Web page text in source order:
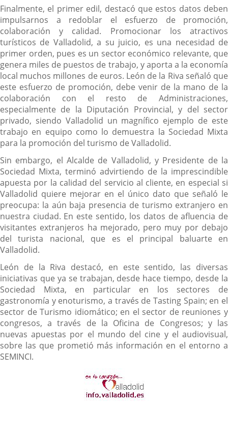
Finalmente, el primer edil, destacó que estos datos deben
impulsarnos a redoblar el esfuerzo de promoción,
colaboración y calidad. Promocionar los atractivos
turísticos de Valladolid, a su juicio, es una necesidad de
primer orden, pues es un sector económico relevante, que
genera miles de puestos de trabajo, y aporta a la economía
local muchos millones de euros. León de la Riva señaló que
este esfuerzo de promoción, debe venir de la mano de la
colaboración con el resto de Administraciones,
especialmente de la Diputación Provincial, y del sector
privado, siendo Valladolid un magnífico ejemplo de este
trabajo en equipo como lo demuestra la Sociedad Mixta
para la promoción del turismo de Valladolid.
Sin embargo, el Alcalde de Valladolid, y Presidente de la
Sociedad Mixta, terminó advirtiendo de la imprescindible
apuesta por la calidad del servicio al cliente, en especial si
Valladolid quiere mejorar en el único dato que señaló le
preocupa: la aún baja presencia de turismo extranjero en
nuestra ciudad. En este sentido, los datos de afluencia de
visitantes extranjeros ha mejorado, pero muy por debajo
del turista nacional, que es el principal baluarte en
Valladolid.
León de la Riva destacó, en este sentido, las diversas
iniciativas que ya se trabajan, desde hace tiempo, desde la
Sociedad Mixta, en particular en los sectores de
gastronomía y enoturismo, a través de Tasting Spain; en el
sector de Turismo idiomático; en el sector de reuniones y
congresos, a través de la Oficina de Congresos; y las
nuevas apuestas por el mundo del cine y el audiovisual,
sobre las que prometió más información en el entorno a
SEMINCI.